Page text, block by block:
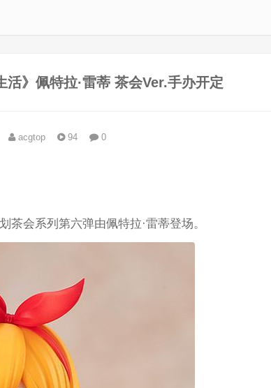
》佩特拉·雷蒂 茶会Ver.手办开定
acgtop 94 0
茶会系列第六弹由佩特拉·雷蒂登场。